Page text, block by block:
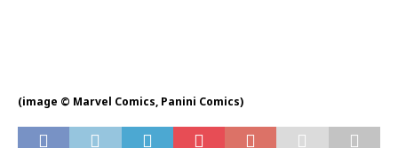
(image © Marvel Comics, Panini Comics)